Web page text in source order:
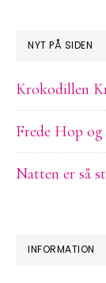
NYT PÅ SIDEN
Krokodillen
Frede Hop og
Natten er så
INFORMATION